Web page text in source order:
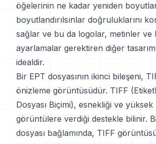
öğelerinin ne kadar yeniden
boyutlandırılsınlar doğruluklarını
sağlar ve bu da logolar, metinler ve
ayarlamalar gerektiren diğer
idealdir.
Bir EPT dosyasının ikinci bileşeni,
önizleme görüntüsüdür. TIFF
Dosyası Biçimi), esnekliği ve yüksek
görüntülere verdiği destekle bilinir.
dosyası bağlamında, TIFF